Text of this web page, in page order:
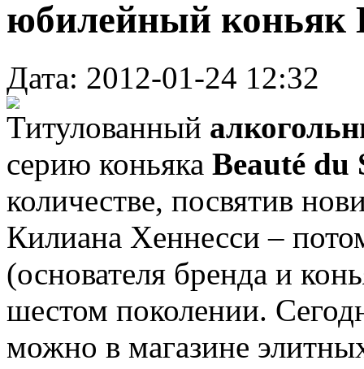
юбилейный коньяк
Дата: 2012-01-24 12:32
Титулованный
серию коньяка Beauté du
количестве, посвятив
Килиана Хеннесси –
(основателя бренда и
шестом поколении.
можно в магазине